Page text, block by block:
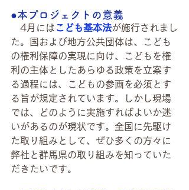
●本プロジェクトの意義
4月には こども基本法が施行されまし
た。国および地方公共団体は、こども
の権利保障の実現に向け、こどもを権
利の主体としたあらゆる政策を立案す
る過程には、こどもの参画を必須とす
る旨が規定されています。しかし現場
では、どのように実施すればよいか迷
いがあるのが現状です。全国に先駆け
た取り組みとして、ぜひ多くの方々に
弊社と群馬県の取り組みを知っていた
だきたいです。